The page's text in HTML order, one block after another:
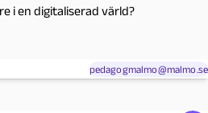
i en digitaliserad värld?
pedagogmalmo@malmo.se